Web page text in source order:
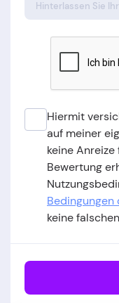
Hiermit
auf meiner
keine
Bewertung
keine